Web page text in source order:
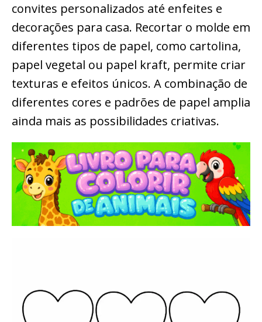
convites personalizados até enfeites e
decorações para casa. Recortar o molde em
diferentes tipos de papel, como cartolina,
papel vegetal ou papel kraft, permite criar
texturas e efeitos únicos. A combinação de
diferentes cores e padrões de papel amplia
ainda mais as possibilidades criativas.